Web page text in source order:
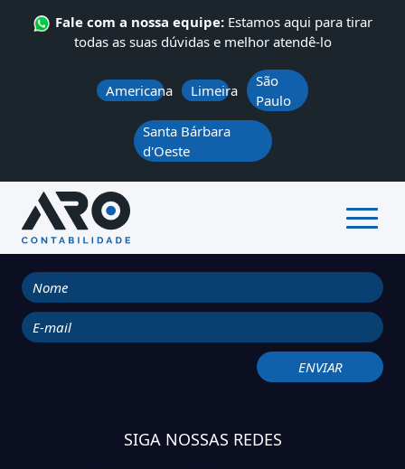
Fale com a nossa equipe: Estamos aqui para tirar
todas as suas dúvidas e melhor atendê-lo
Americana Limeira
São
Paulo
Santa Bárbara
d'Oeste
QUEM SOMOS
SERVIÇOS
CONTATO
NOTÍCIAS
ÁREA DO CLIENTE
SIGA NOSSAS REDES